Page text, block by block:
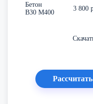
Бетон
В30 М400
3 800